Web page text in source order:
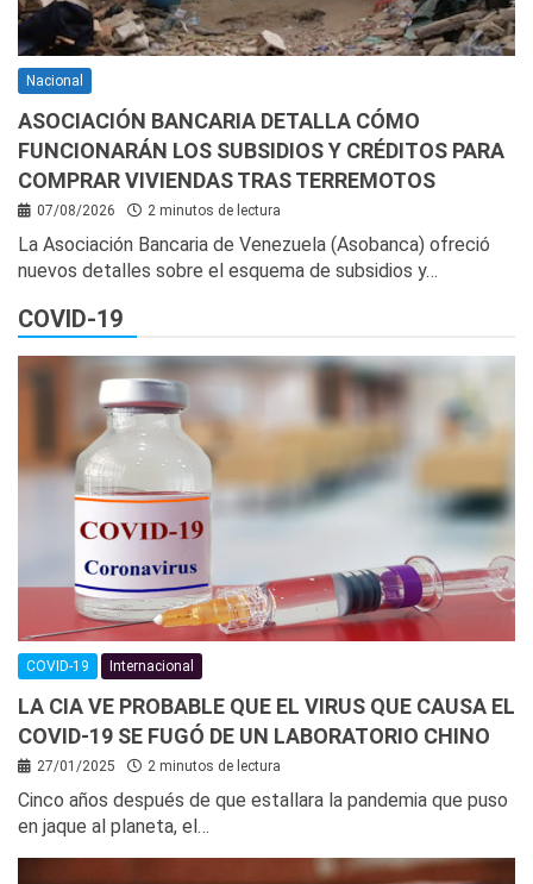
Nacional
ASOCIACIÓN BANCARIA DETALLA CÓMO
FUNCIONARÁN LOS SUBSIDIOS Y CRÉDITOS PARA
COMPRAR VIVIENDAS TRAS TERREMOTOS
07/08/2026 2 minutos de lectura
La Asociación Bancaria de Venezuela (Asobanca) ofreció
nuevos detalles sobre el esquema de subsidios y…
COVID-19
COVID-19 Internacional
LA CIA VE PROBABLE QUE EL VIRUS QUE CAUSA EL
COVID-19 SE FUGÓ DE UN LABORATORIO CHINO
27/01/2025 2 minutos de lectura
Cinco años después de que estallara la pandemia que puso
en jaque al planeta, el…